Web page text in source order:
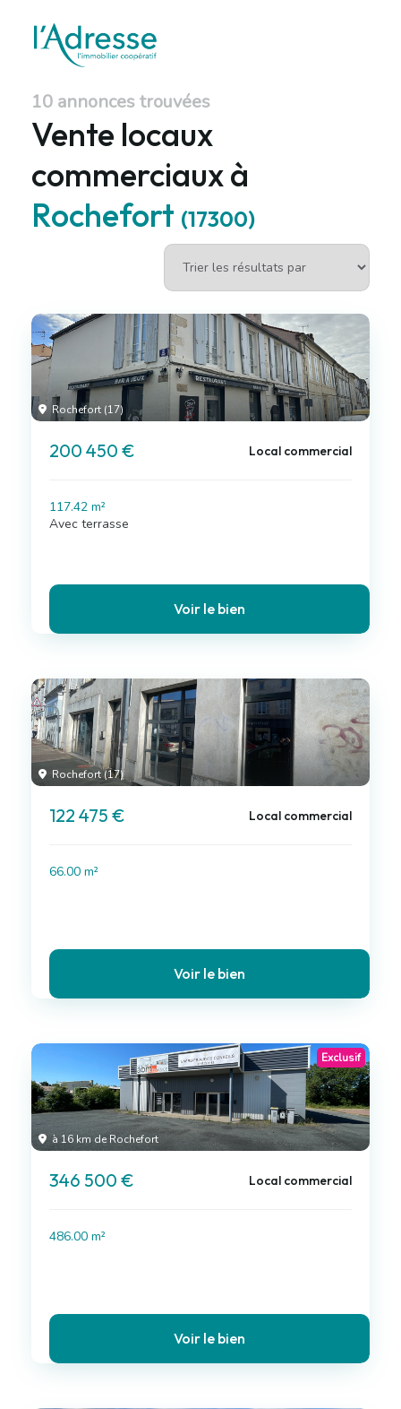
10 annonces trouvées
Vente locaux
commerciaux à
Rochefort (17300)
Rochefort (17)
200 450 € Local commercial
117.42 m²
Avec terrasse
Voir le bien
Rochefort (17)
122 475 € Local commercial
66.00 m²
Voir le bien
à 16 km de Rochefort
Exclusif
346 500 € Local commercial
486.00 m²
Voir le bien